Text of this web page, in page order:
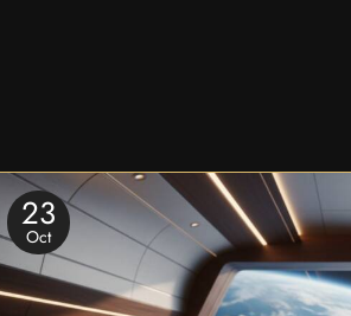
23
Oct